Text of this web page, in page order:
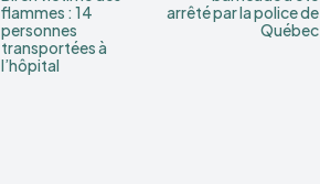
flammes : 14
personnes
transportées à
l’hôpital
arrêté par la police de
Québec